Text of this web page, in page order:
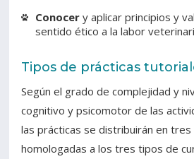
Conocery aplicar principios y
sentido ético a la labor
Tipos de prácticas
Según el grado de complejidad y
cognitivo y psicomotor de las
las prácticas se distribuirán en tres
homologadas a los tres tipos de